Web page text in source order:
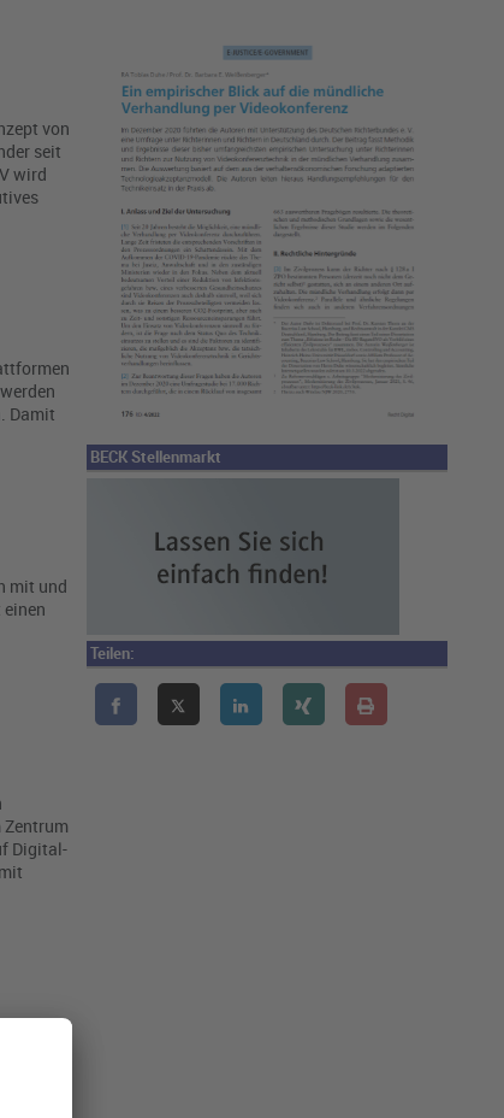
von
seit
wird
Damit
mit und
Digital-
BECK Stellenmarkt
Teilen: